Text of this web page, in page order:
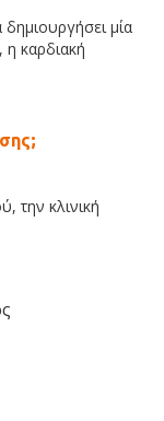
μία
καρδιακή
την κλινική